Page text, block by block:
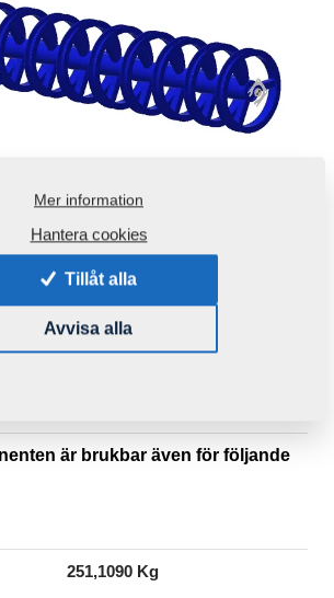
är brukbar även för följande
251,1090 Kg
Mer information
Hantera cookies
Tillåt alla
Avvisa alla